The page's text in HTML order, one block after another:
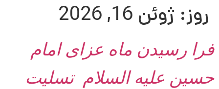
روز: ژوئن 16, 2026
فرا رسیدن ماه عزای امام
حسین علیه السلام تسلیت